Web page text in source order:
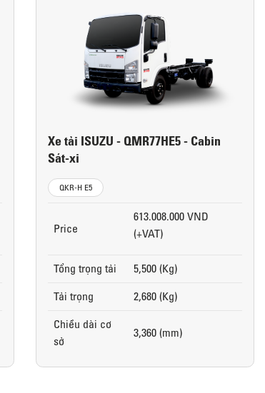
Xe tải ISUZU - QMR77HE5 - Cabin
Sát-xi
QKR-H E5
Price
613.008.000 VND
(+VAT)
Tổng trọng tải
5,500 (Kg)
Tải trọng
2,680 (Kg)
Chiều dài cơ
sở
3,360 (mm)